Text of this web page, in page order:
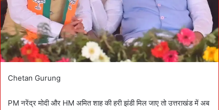
i
l
Chetan Gurung
PM नरेंद्र मोदी और HM अमित शाह की हरी झंडी मिल जाए तो उत्तराखंड में अब